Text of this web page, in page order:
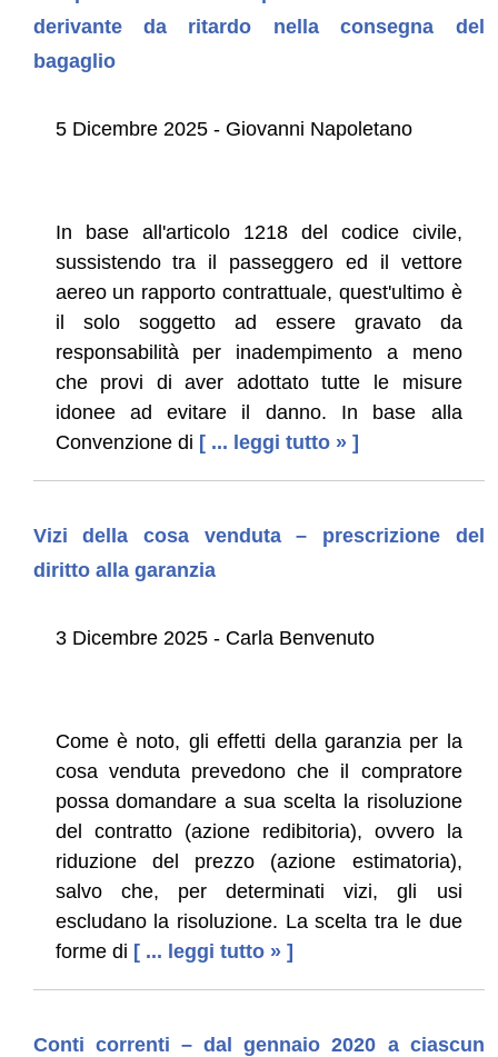
derivante da ritardo nella consegna del
bagaglio
5 Dicembre 2025 - Giovanni Napoletano
In base all'articolo 1218 del codice civile,
sussistendo tra il passeggero ed il vettore
aereo un rapporto contrattuale, quest'ultimo è
il solo soggetto ad essere gravato da
responsabilità per inadempimento a meno
che provi di aver adottato tutte le misure
idonee ad evitare il danno. In base alla
Convenzione di [ ... leggi tutto » ]
Vizi della cosa venduta – prescrizione del
diritto alla garanzia
3 Dicembre 2025 - Carla Benvenuto
Come è noto, gli effetti della garanzia per la
cosa venduta prevedono che il compratore
possa domandare a sua scelta la risoluzione
del contratto (azione redibitoria), ovvero la
riduzione del prezzo (azione estimatoria),
salvo che, per determinati vizi, gli usi
escludano la risoluzione. La scelta tra le due
forme di [ ... leggi tutto » ]
Conti correnti – dal gennaio 2020 a ciascun